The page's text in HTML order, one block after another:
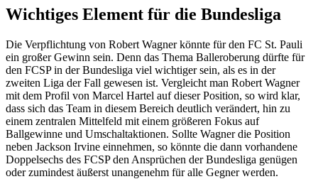
Wichtiges Element für die Bundesliga
Die Verpflichtung von Robert Wagner könnte für den FC St. Pauli
ein großer Gewinn sein. Denn das Thema Balleroberung dürfte für
den FCSP in der Bundesliga viel wichtiger sein, als es in der
zweiten Liga der Fall gewesen ist. Vergleicht man Robert Wagner
mit dem Profil von Marcel Hartel auf dieser Position, so wird klar,
dass sich das Team in diesem Bereich deutlich verändert, hin zu
einem zentralen Mittelfeld mit einem größeren Fokus auf
Ballgewinne und Umschaltaktionen. Sollte Wagner die Position
neben Jackson Irvine einnehmen, so könnte die dann vorhandene
Doppelsechs des FCSP den Ansprüchen der Bundesliga genügen
oder zumindest äußerst unangenehm für alle Gegner werden.